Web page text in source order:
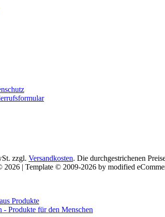
zzgl. Versandkosten. Die durchgestrichenen
| Template © 2009-2026 by modified
Produkte
- Produkte für den Menschen